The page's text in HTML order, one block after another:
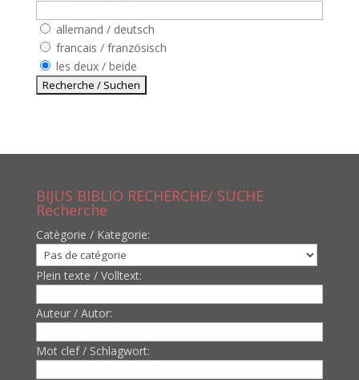
allemand / deutsch
francais / französisch
les deux / beide
BIJUS BIBLIO RECHERCHE/ SUCHE
Recherche
Catègorie / Kategorie:
Plein texte / Volltext:
Auteur / Autor:
Mot clef / Schlagwort: